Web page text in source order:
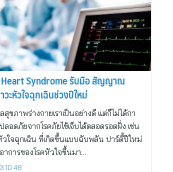
Syndrome รับมือ สัญญาณ
ะหัวใจฉุกเฉินช่วงปีใหม่
สุขภาพร่างกายเราเป็นอย่างดี แต่ก็ไม่ได้กา
ลอดภัยจากโรคภัยไข้เจ็บได้ตลอดรอดฝั่ง เช่น
วใจฉุกเฉิน ที่เกิดขึ้นแบบฉับพลัน ปาร์ตี้ปีใหม่
าการของโรคหัวใจขึ้นมา…
10:48